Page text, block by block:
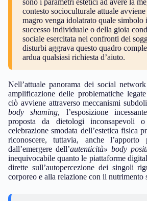
sono i parametri estetici ad avere la
contesto socioculturale attuale
magro venga idolatrato quale simbolo
successo individuale o della gioia
sociale esercitata nei confronti dei
disturbi aggrava questo quadro
ardua qualsiasi richiesta d’aiuto.
Nell’attuale panorama dei social
amplificazione delle problematiche
ciò avviene attraverso meccanismi
body shaming, l’esposizione
proposta da dietologi inconsapevoli
celebrazione smodata dell’estetica fisica
riconoscere, tuttavia, anche l’apporto
dall’emergere dell’autenticità» body
inequivocabile quanto le piattaforme
dirette sull’autopercezione dei singoli
corporeo e alla relazione con il nutrimento